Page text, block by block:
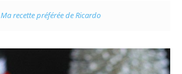
Ma recette préférée de Ricardo